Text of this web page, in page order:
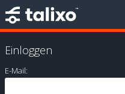
Einloggen
E-Mail: